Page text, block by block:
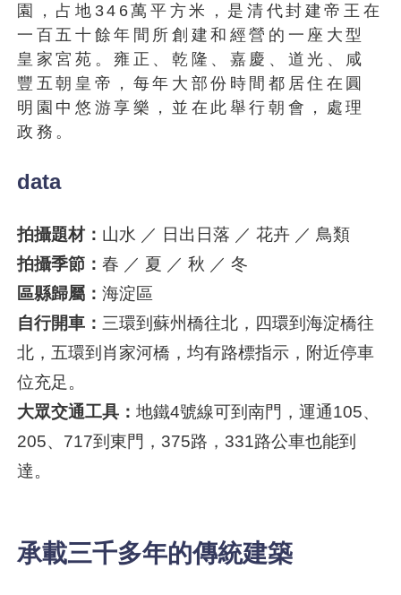
園，占地346萬平方米，是清代封建帝王在
一百五十餘年間所創建和經營的一座大型
皇家宮苑。雍正、乾隆、嘉慶、道光、咸
豐五朝皇帝，每年大部份時間都居住在圓
明園中悠游享樂，並在此舉行朝會，處理
政務。
data
拍攝題材： 山水 ／ 日出日落 ／ 花卉 ／ 鳥類
拍攝季節：春 ／ 夏 ／ 秋 ／ 冬
區縣歸屬：海淀區
自行開車： 三環到蘇州橋往北，四環到海淀橋往
北，五環到肖家河橋，均有路標指示，附近停車
位充足。
大眾交通工具：地鐵4號線可到南門，運通105、
205、717到東門，375路，331路公車也能到
達。
承載三千多年的傳統建築